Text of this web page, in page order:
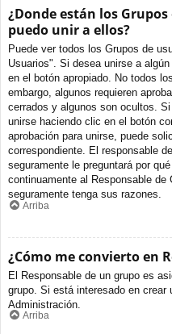
¿Donde están los
puedo unir a ellos?
Puede ver todos los Grupos de
Usuarios". Si desea unirse a
en el botón apropiado. No todos
embargo, algunos requieren
cerrados y algunos son ocultos.
unirse haciendo clic en el botón
aprobación para unirse, puede
correspondiente. El responsable
seguramente le preguntará por
continuamente al Responsable
seguramente tenga sus razones.
Arriba
¿Cómo me convierto en
El Responsable de un grupo es
grupo. Si está interesado en
Administración.
Arriba